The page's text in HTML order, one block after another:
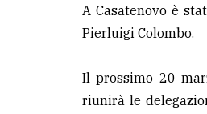
A Casatenovo è
Pierluigi Colombo.
Il prossimo 20
riunirà le